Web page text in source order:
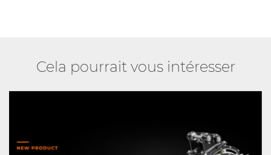
Cela pourrait vous intéresser